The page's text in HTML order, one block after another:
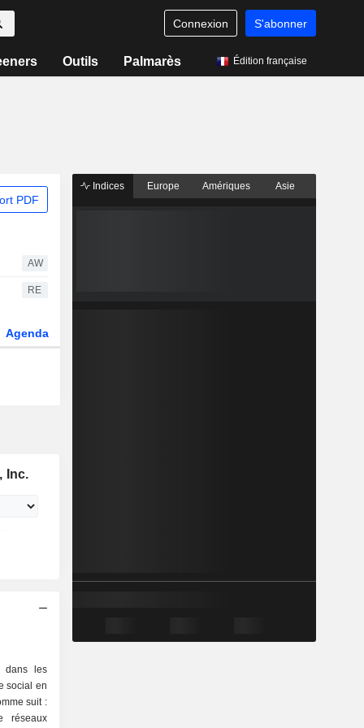
Connexion S'abonner
Outils Palmarès Édition française
PDF
AW
RE
Agenda
Inc.
dans les
social en
suit :
réseaux
Indices Europe Amériques Asie